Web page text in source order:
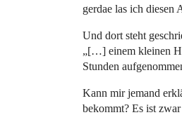
gerdae las ich diesen
Und dort steht
„[…] einem kleinen
Stunden
Kann mir jemand
bekommt? Es ist